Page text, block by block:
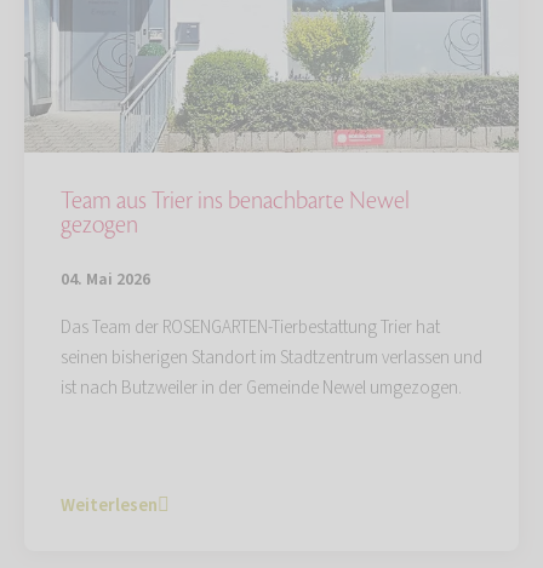
Team aus Trier ins benachbarte Newel
gezogen
04. Mai 2026
Das Team der ROSENGARTEN-Tierbestattung Trier hat
seinen bisherigen Standort im Stadtzentrum verlassen und
ist nach Butzweiler in der Gemeinde Newel umgezogen.
Weiterlesen